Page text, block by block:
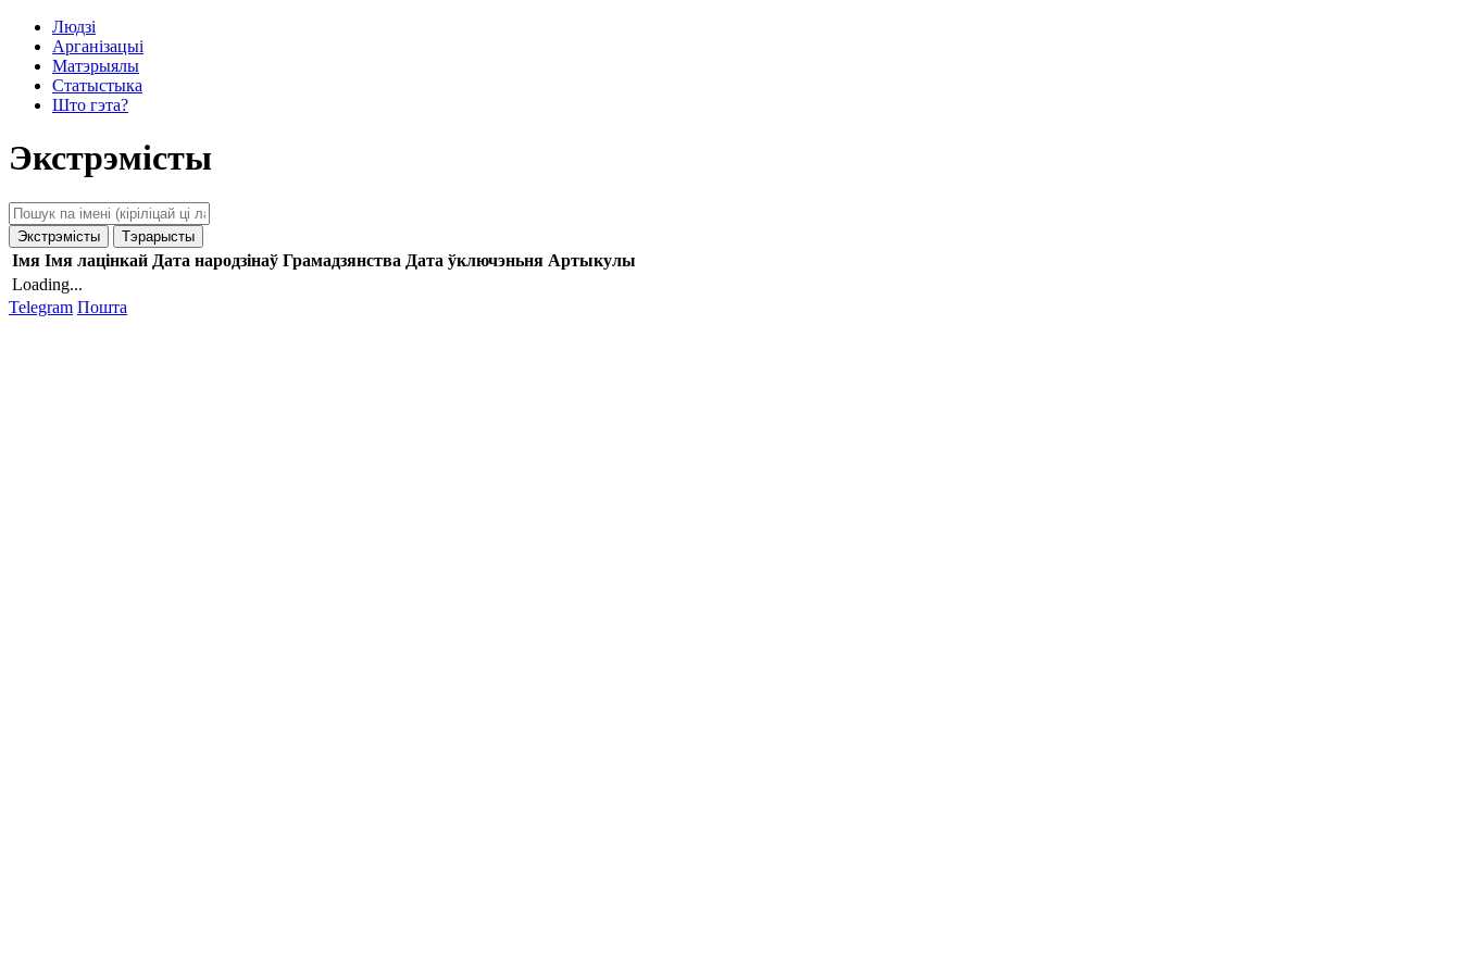
Людзі
Арганізацыі
Матэрыялы
Статыстыка
Што гэта?
Экстрэмісты
Экстрэмісты Тэрарысты
Імя Імя лацінкай Дата народзінаў Грамадзянства Дата ўключэньня Артыкулы
Loading...
Telegram Пошта